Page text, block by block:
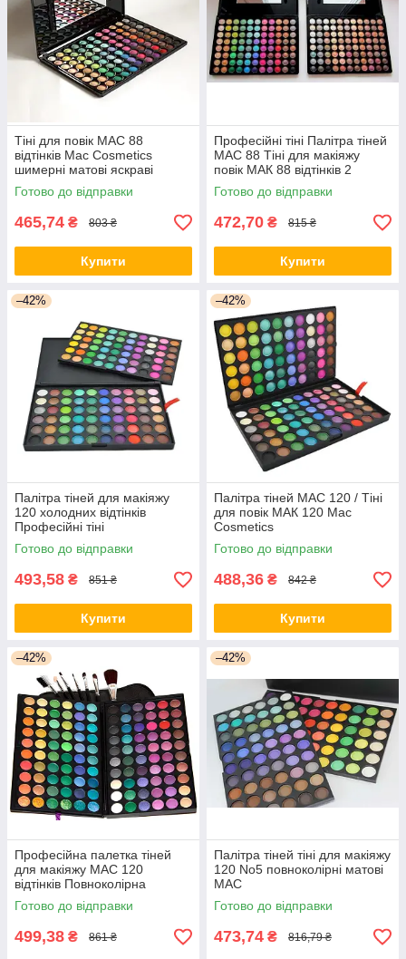
Тіні для повік МАС 88
відтінків Mac Cosmetics
шимерні матові яскраві
відтінки тіней
Готово до відправки
465,74 ₴ 803 ₴
Купити
Професійні тіні Палітра тіней
MAC 88 Тіні для макіяжу
повік МАК 88 відтінків 2
різновиди Яскраві та бежеві
відтінки
Готово до відправки
472,70 ₴ 815 ₴
Купити
–42%
Палітра тіней для макіяжу
120 холодних відтінків
Професійні тіні
Готово до відправки
493,58 ₴ 851 ₴
Купити
–42%
Палітра тіней MAC 120 / Тіні
для повік МАК 120 Mac
Cosmetics
Готово до відправки
488,36 ₴ 842 ₴
Купити
–42%
Професійна палетка тіней
для макіяжу МАС 120
відтінків Повноколірна
палітра
Готово до відправки
499,38 ₴ 861 ₴
–42%
Палітра тіней тіні для макіяжу
120 No5 повноколірні матові
МАС
Готово до відправки
473,74 ₴ 816,79 ₴